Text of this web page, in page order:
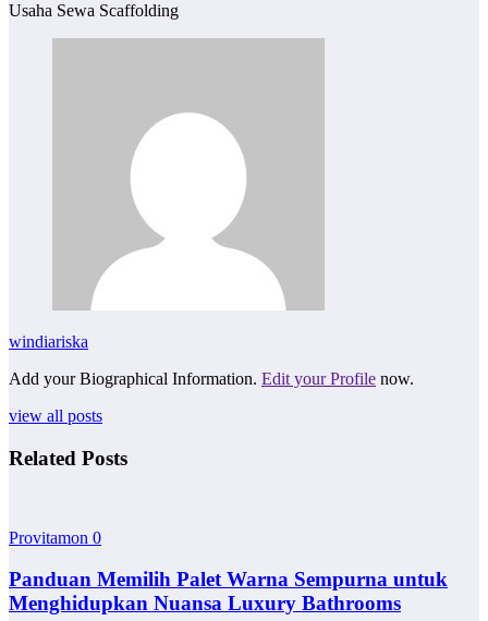
Usaha Sewa Scaffolding
windiariska
Add your Biographical Information. Edit your Profile now.
view all posts
Related Posts
Provitamon 0
Panduan Memilih Palet Warna Sempurna untuk
Menghidupkan Nuansa Luxury Bathrooms